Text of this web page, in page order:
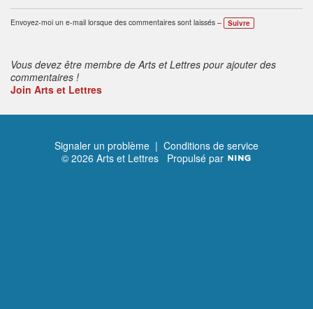
Envoyez-moi un e-mail lorsque des commentaires sont laissés – Suivre
Vous devez être membre de Arts et Lettres pour ajouter des
commentaires !
Join Arts et Lettres
Signaler un problème | Conditions de service
© 2026 Arts et Lettres Propulsé par